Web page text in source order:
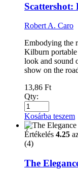
Robert A. Caro
Embodying the
Kilburn portable
look and sound
show on the
13,86 Ft
Qty:
Kosárba teszem
Értékelés 4.25
(4)
The